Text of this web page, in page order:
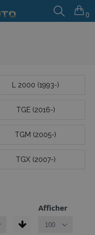
0
L 2000 (1993-)
TGE (2016-)
TGM (2005-)
TGX (2007-)
Afficher